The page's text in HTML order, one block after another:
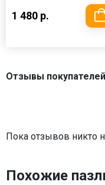
1 480 р.
Отзывы покупателей
Пока отзывов никто
Похожие